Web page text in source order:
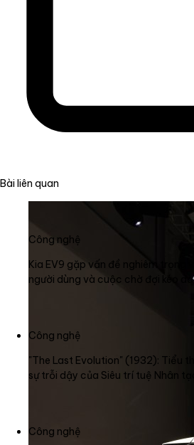
Bài liên quan
Công nghệ
Kia EV9 gặp vấn đề nghiêm trọng
người dùng và cuộc chờ đợi kéo
Công nghệ
"The Last Evolution" (1932): Tiểu
sự trỗi dậy của Siêu trí tuệ Nhân tạo
Công nghệ